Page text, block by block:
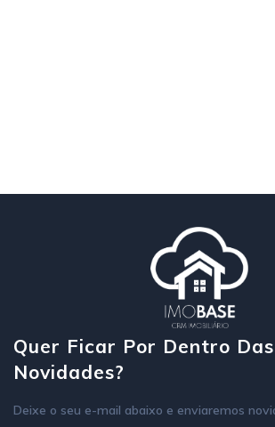
Quer Ficar Por Dentro Das
Novidades?
Deixe o seu e-mail abaixo e enviaremos